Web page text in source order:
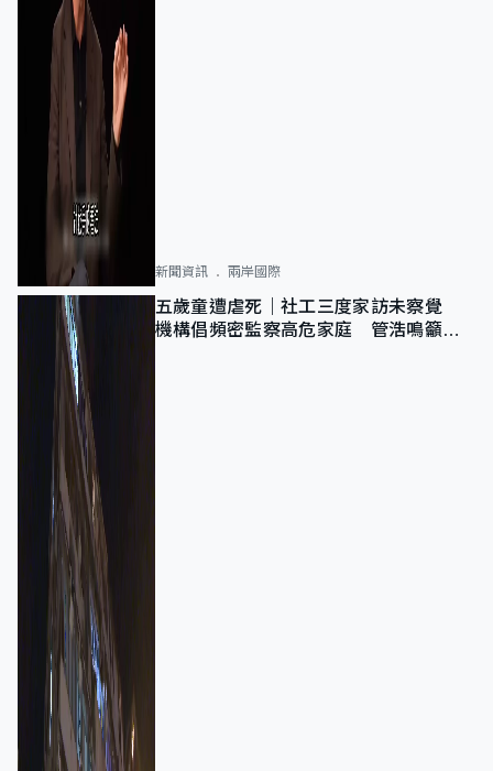
新聞資訊 兩岸國際
五歲童遭虐死｜社工三度家訪未察覺
機構倡頻密監察高危家庭 管浩鳴籲加